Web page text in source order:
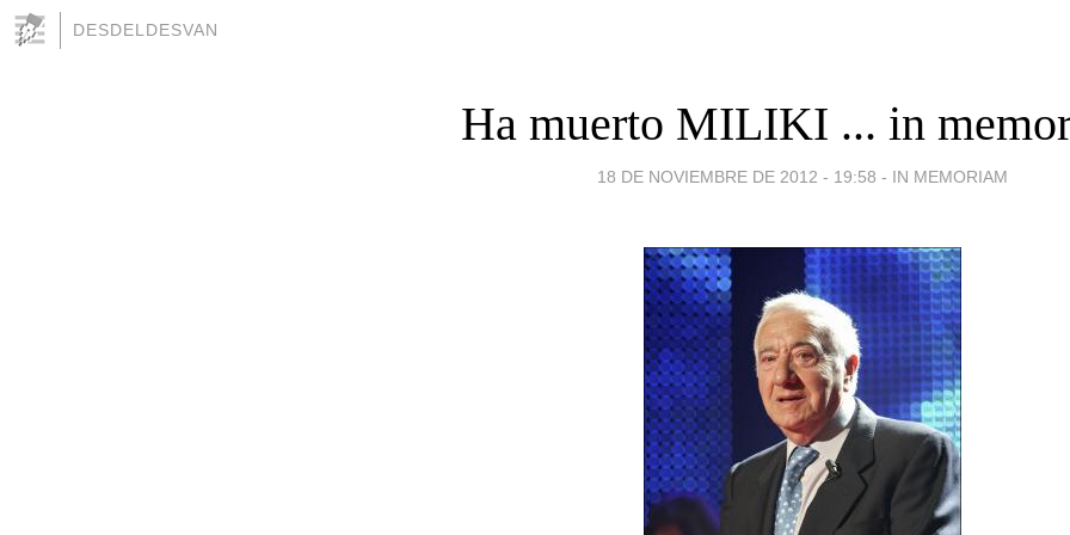
DESDELDESVAN
Ha muerto MILIKI ... in
18 DE NOVIEMBRE DE 2012 - 19:58 - IN MEMORIAM